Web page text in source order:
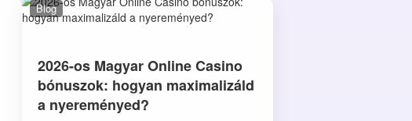
Blog
2026-os Magyar Online Casino
bónuszok: hogyan maximalizáld
a nyereményed?